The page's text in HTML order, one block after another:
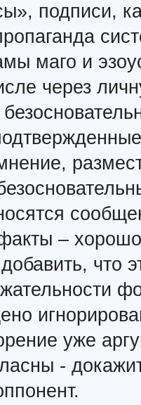
подписи,
маго и
через
–
добавить,
уже
-